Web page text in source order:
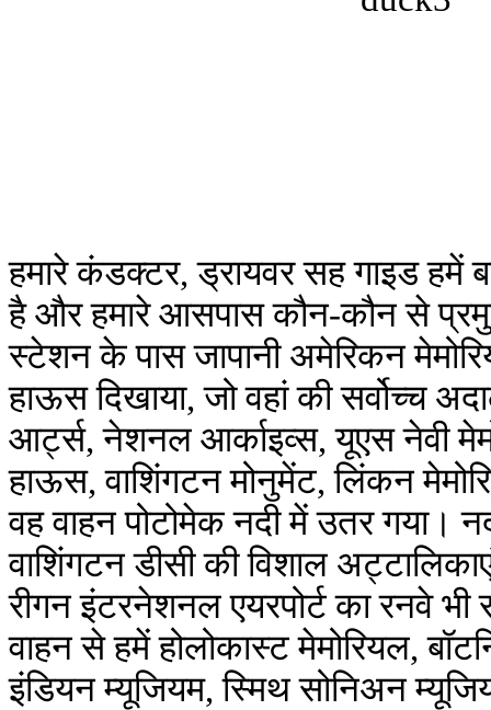
हमारे कंडक्टर, ड्रायवर सह गाइड हमें
है और हमारे आसपास कौन-कौन से
स्टेशन के पास जापानी अमेरिकन
हाऊस दिखाया, जो वहां की
आर्ट्स, नेशनल आर्काइव्स, यूएस नेवी
हाऊस, वाशिंगटन मोनुमेंट, लिंकन
वह वाहन पोटोमेक नदी में उतर गया।
वाशिंगटन डीसी की विशाल
रीगन इंटरनेशनल एयरपोर्ट का रनवे
वाहन से हमें होलोकास्ट मेमोरियल,
इंडियन म्यूजियम, स्मिथ सोनिअन